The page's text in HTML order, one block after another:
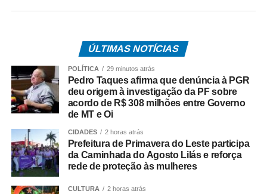
o Rio Ônibus havia ofertado 4,39%.
O desembargador Gustavo Tadeu Alkmim, da Seção
Especializada em Dissídios Coletivos (Sedic), pediu que
os patrões aumentem a oferta de reajuste para 5%, o
mesmo valor pago as categorias de rodoviários das
cidades de Duque de Caxias e Nova Iguaçu, na Baixada
Fluminense.
Paralisação
ÚLTIMAS NOTÍCIAS
POLÍTICA 29 minutos atrás
Pedro Taques afirma que denúncia à PGR
deu origem à investigação da PF sobre
acordo de R$ 308 milhões entre Governo
de MT e Oi
CIDADES 2 horas atrás
Prefeitura de Primavera do Leste participa
da Caminhada do Agosto Lilás e reforça
rede de proteção às mulheres
CULTURA 2 horas atrás